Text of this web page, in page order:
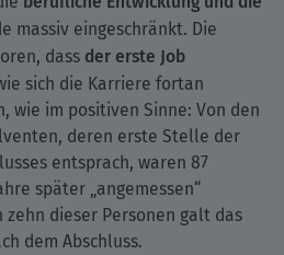
massiv eingeschränkt. Die
dass der erste Job
sich die Karriere fortan
wie im positiven Sinne: Von den
deren erste Stelle der
entsprach, waren 87
später „angemessen“
dieser Personen galt das
dem Abschluss.